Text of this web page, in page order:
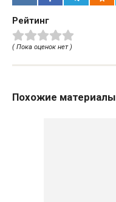
Рейтинг
( Пока оценок нет )
Похожие материалы